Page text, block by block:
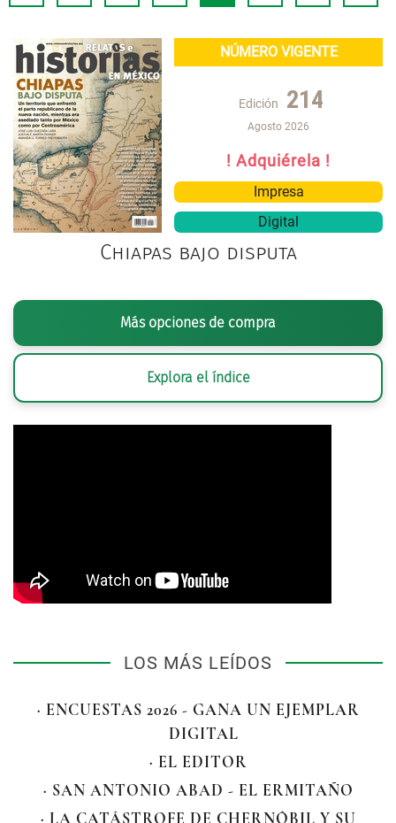
NÚMERO VIGENTE
Edición 214
Agosto 2026
! Adquiérela !
Impresa
Digital
Chiapas bajo disputa
Más opciones de compra
Explora el índice
LOS MÁS LEÍDOS
· ENCUESTAS 2026 - GANA UN EJEMPLAR
DIGITAL
· EL EDITOR
· SAN ANTONIO ABAD - EL ERMITAÑO
· LA CATÁSTROFE DE CHERNÓBIL Y SU